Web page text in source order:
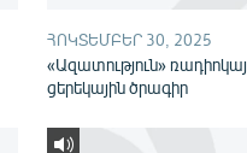
ՀՈԿՏԵՄԲԵՐ 30, 2025
«Ազատություն»
ցերեկային ծրագիր